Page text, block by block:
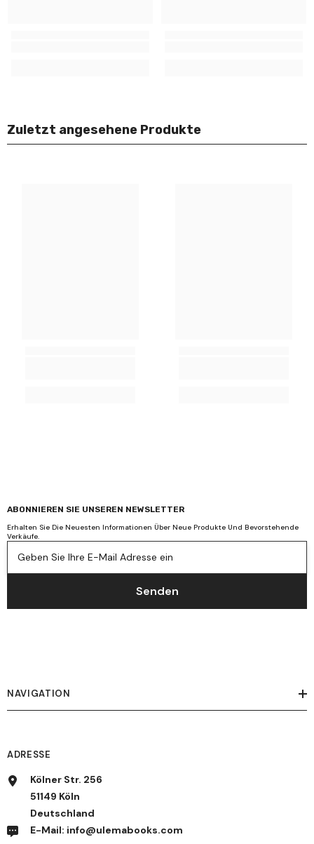
Zuletzt angesehene Produkte
ABONNIEREN SIE UNSEREN NEWSLETTER
Erhalten Sie Die Neuesten Informationen Über Neue Produkte Und Bevorstehende
Verkäufe.
Geben Sie Ihre E-Mail Adresse ein
Senden
NAVIGATION
ADRESSE
Kölner Str. 256
51149 Köln
Deutschland
E-Mail: info@ulemabooks.com